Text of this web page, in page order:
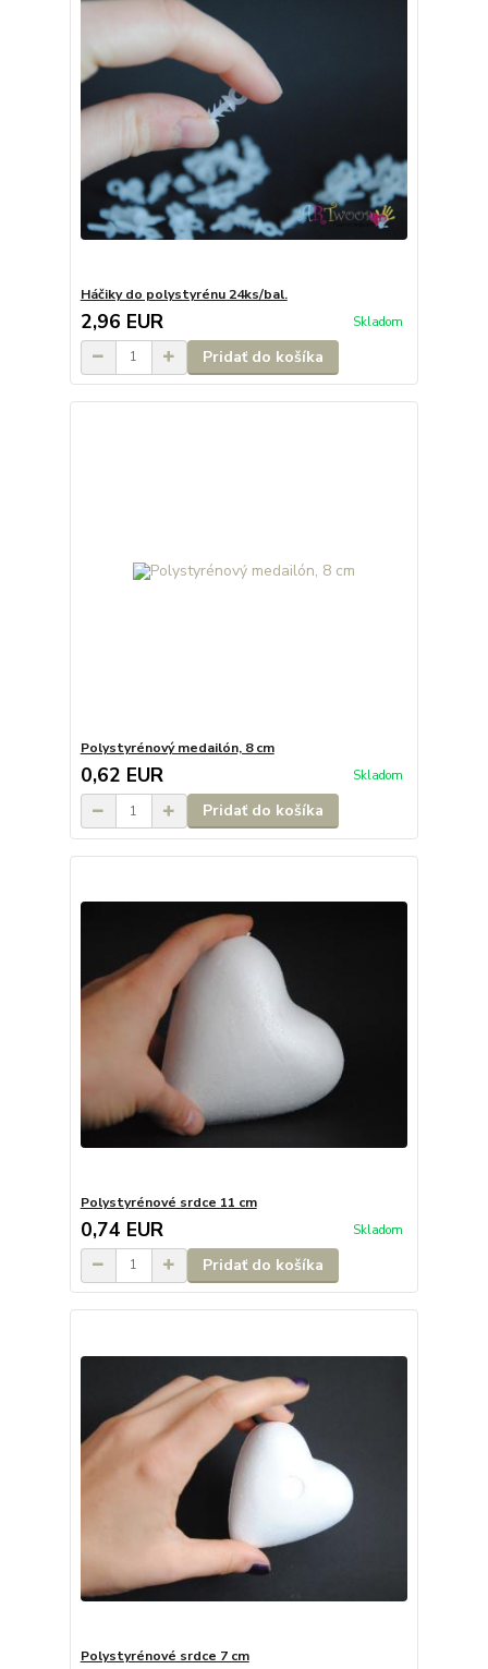
Háčiky do polystyrénu 24ks/bal.
2,96 EUR Skladom
Pridať do košíka
Polystyrénový medailón, 8 cm
0,62 EUR Skladom
Pridať do košíka
Polystyrénové srdce 11 cm
0,74 EUR Skladom
Pridať do košíka
Polystyrénové srdce 7 cm